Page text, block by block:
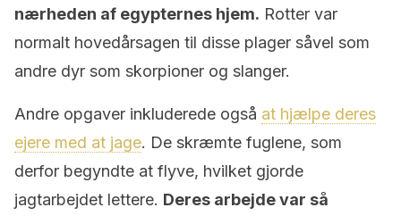
nærheden af ​​egypternes hjem. Rotter var
normalt hovedårsagen til disse plager såvel som
andre dyr som skorpioner og slanger.
Andre opgaver inkluderede også at hjælpe deres
ejere med at jage. De skræmte fuglene, som
derfor begyndte at flyve, hvilket gjorde
jagtarbejdet lettere. Deres arbejde var så